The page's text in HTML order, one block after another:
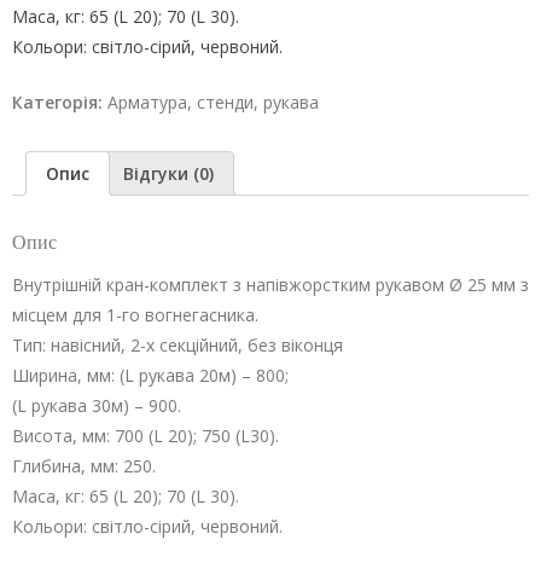
Маса, кг: 65 (L 20); 70 (L 30).
Кольори: світло-сірий, червоний.
Категорія: Арматура, стенди, рукава
Опис Відгуки (0)
Опис
Внутрішній кран-комплект з напівжорстким рукавом Ø 25 мм з
місцем для 1-го вогнегасника.
Тип: навісний, 2-х секційний, без віконця
Ширина, мм: (L рукава 20м) – 800;
(L рукава 30м) – 900.
Висота, мм: 700 (L 20); 750 (L30).
Глибина, мм: 250.
Маса, кг: 65 (L 20); 70 (L 30).
Кольори: світло-сірий, червоний.